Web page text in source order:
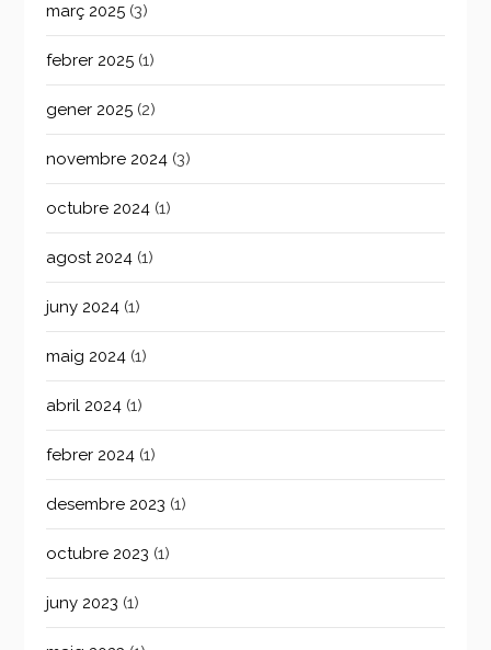
març 2025 (3)
febrer 2025 (1)
gener 2025 (2)
novembre 2024 (3)
octubre 2024 (1)
agost 2024 (1)
juny 2024 (1)
maig 2024 (1)
abril 2024 (1)
febrer 2024 (1)
desembre 2023 (1)
octubre 2023 (1)
juny 2023 (1)